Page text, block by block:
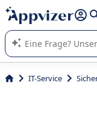
beantworten (mehrere
Die KI von Appvizer
von SaaS-Software in
IT-Service